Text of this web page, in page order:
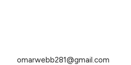
omarwebb281@gmail.com